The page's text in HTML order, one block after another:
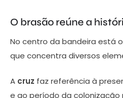
O brasão reúne a
No centro da bandeira está
que concentra diversos
A cruz faz referência à
e ao período da colonização